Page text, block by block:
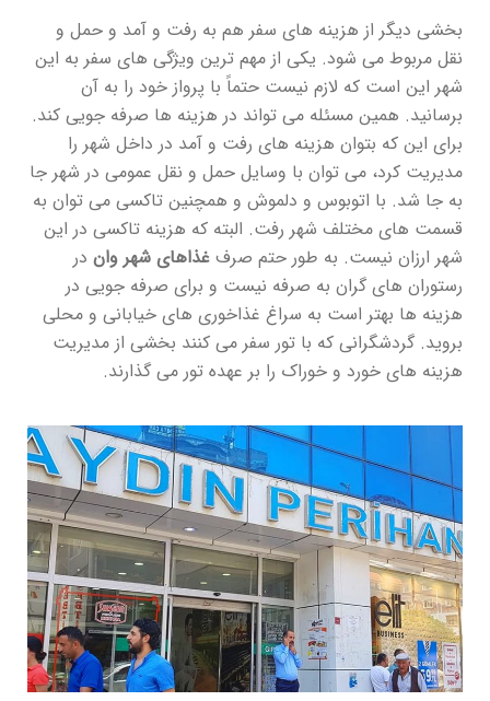
بخشی دیگر از هزینه های سفر هم به رفت و آمد و حمل و
نقل مربوط می شود. یکی از مهم ترین ویژگی های سفر به این
شهر این است که لازم نیست حتماً با پرواز خود را به آن
برسانید. همین مسئله می تواند در هزینه ها صرفه جویی کند.
برای این که بتوان هزینه های رفت و آمد در داخل شهر را
مدیریت کرد، می توان با وسایل حمل و نقل عمومی در شهر جا
به جا شد. با اتوبوس و دلموش و همچنین تاکسی می توان به
قسمت های مختلف شهر رفت. البته که هزینه تاکسی در این
شهر ارزان نیست. به طور حتم صرف غذاهای شهر وان در
رستوران های گران به صرفه نیست و برای صرفه جویی در
هزینه ها بهتر است به سراغ غذاخوری های خیابانی و محلی
بروید. گردشگرانی که با تور سفر می کنند بخشی از مدیریت
هزینه های خورد و خوراک را بر عهده تور می گذارند.